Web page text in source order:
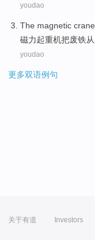
youdao
The magnetic crane
磁力起重机把废铁从
youdao
更多双语例句
关于有道 Investors